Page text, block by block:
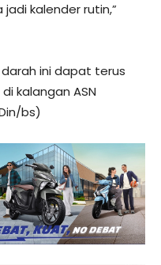
kalender rutin,”
ini dapat terus
kalangan ASN
bs)